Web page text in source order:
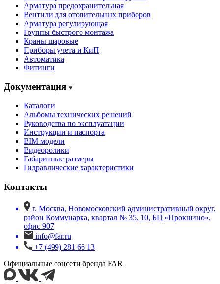
Арматура предохранительная
Вентили для отопительных приборов
Арматура регулирующая
Группы быстрого монтажа
Краны шаровые
Приборы учета и КиП
Автоматика
Фитинги
Документация
Каталоги
Альбомы технических решений
Руководства по эксплуатации
Инструкции и паспорта
BIM модели
Видеоролики
Габаритные размеры
Гидравлические характеристики
Контакты
г. Москва, Новомосковский административный округ,
район Коммунарка, квартал № 35, 10, БЦ «Прокшино»,
офис 907
info@far.ru
+7 (499) 281 66 13
Официальные соцсети бренда FAR